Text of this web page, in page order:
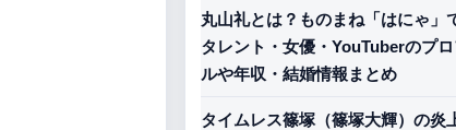
丸山礼とは？ものまね「はにゃ」
タレント・女優・YouTuberのプ
ルや年収・結婚情報まとめ
タイムレス篠塚（篠塚大輝）の炎